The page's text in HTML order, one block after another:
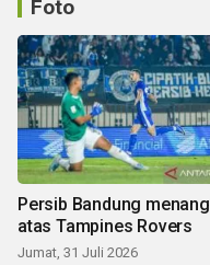
Foto
Persib Bandung menang
atas Tampines Rovers
Jumat, 31 Juli 2026